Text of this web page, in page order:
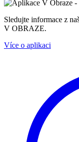
Sledujte informace z
V OBRAZE.
Více o aplikaci